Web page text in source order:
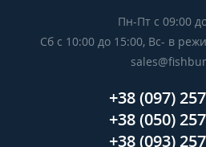
Пн-Пт с 09:00
Сб с 10:00 до 15:00, Вс- в
+38 (097)
+38 (050)
+38 (093)